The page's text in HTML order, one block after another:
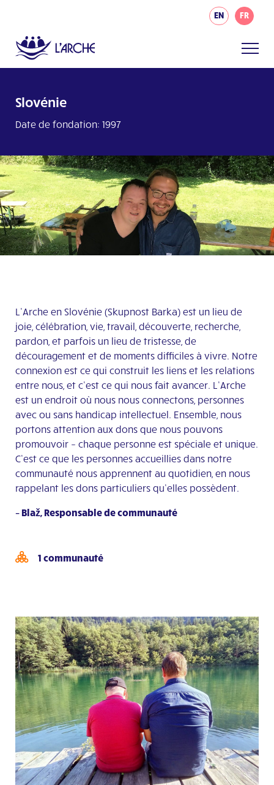
EN FR
Slovénie
Date de fondation: 1997
L’Arche en Slovénie (Skupnost Barka) est un lieu de
joie, célébration, vie, travail, découverte, recherche,
pardon, et parfois un lieu de tristesse, de
découragement et de moments difficiles à vivre. Notre
connexion est ce qui construit les liens et les relations
entre nous, et c’est ce qui nous fait avancer. L’Arche
est un endroit où nous nous connectons, personnes
avec ou sans handicap intellectuel. Ensemble, nous
portons attention aux dons que nous pouvons
promouvoir – chaque personne est spéciale et unique.
C’est ce que les personnes accueillies dans notre
communauté nous apprennent au quotidien, en nous
rappelant les dons particuliers qu’elles possèdent.
– Blaž, Responsable de communauté
1 communauté